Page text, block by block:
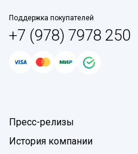
Поддержка покупателей
+7 (978) 7978 250
Пресс-релизы
История компании